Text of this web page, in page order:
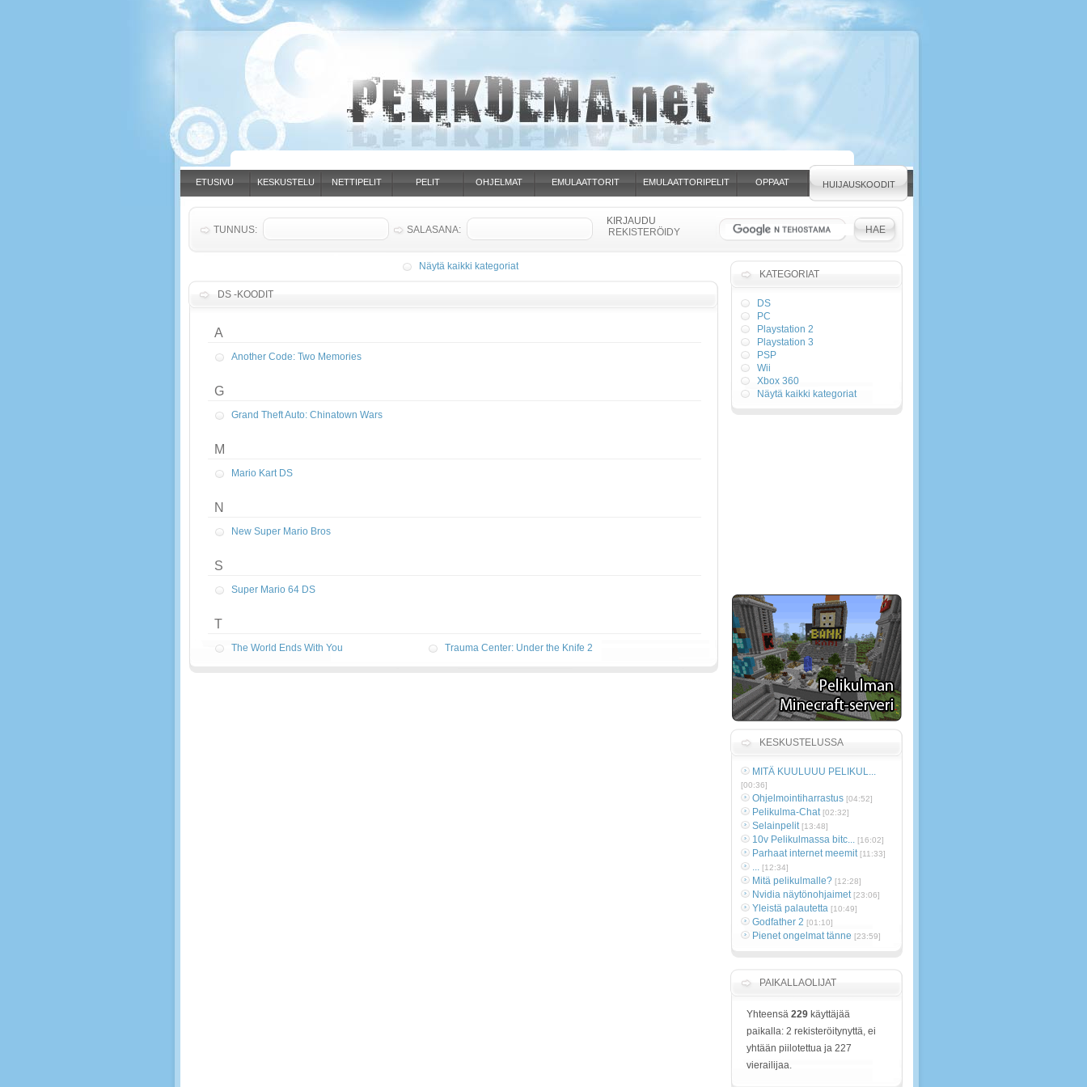
ETUSIVU KESKUSTELU NETTIPELIT PELIT OHJELMAT EMULAATTORIT EMULAATTORIPELIT OPPAAT HUIJAUSKOODIT
Näytä kaikki kategoriat
DS -KOODIT
A
Another Code: Two Memories
G
Grand Theft Auto: Chinatown Wars
M
Mario Kart DS
N
New Super Mario Bros
S
Super Mario 64 DS
T
The World Ends With You Trauma Center: Under the Knife 2
KATEGORIAT
DS
PC
Playstation 2
Playstation 3
PSP
Wii
Xbox 360
Näytä kaikki kategoriat
KESKUSTELUSSA
MITÄ KUULUUU PELIKUL...
[00:36]
Ohjelmointiharrastus [04:52]
Pelikulma-Chat [02:32]
Selainpelit [13:48]
10v Pelikulmassa bitc... [16:02]
Parhaat internet meemit [11:33]
... [12:34]
Mitä pelikulmalle? [12:28]
Nvidia näytönohjaimet [23:06]
Yleistä palautetta [10:49]
Godfather 2 [01:10]
Pienet ongelmat tänne [23:59]
PAIKALLAOLIJAT
Yhteensä 229 käyttäjää
paikalla: 2 rekisteröitynyttä, ei
yhtään piilotettua ja 227
vierailijaa.
TUNNUS: SALASANA: REKISTERÖIDY